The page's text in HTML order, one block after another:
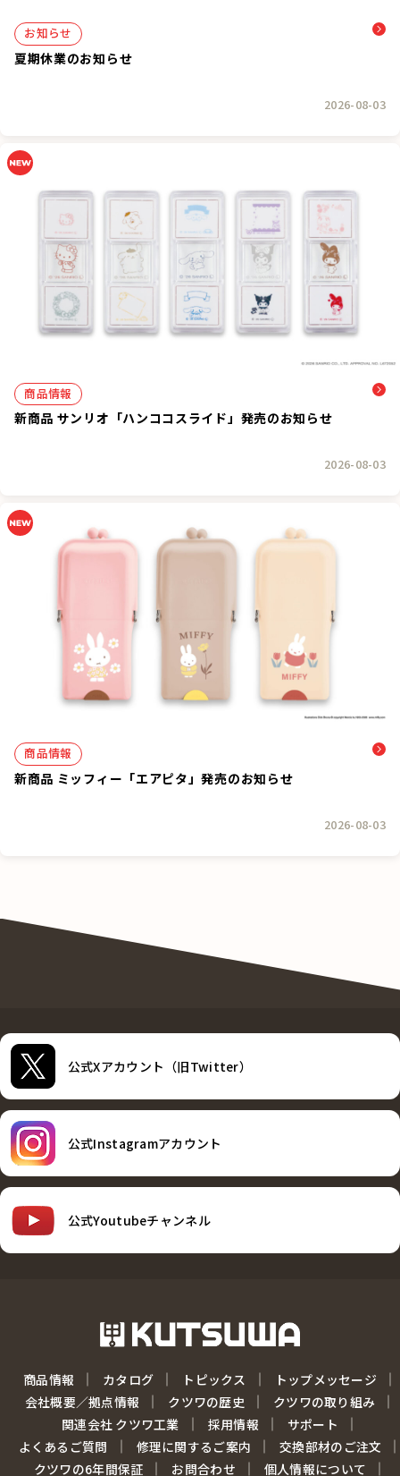
お知らせ
夏期休業のお知らせ
2026-08-03
商品情報
新商品 サンリオ「ハンココスライド」発売のお知らせ
2026-08-03
商品情報
新商品 ミッフィー「エアピタ」発売のお知らせ
2026-08-03
公式Xアカウント（旧Twitter）
公式Instagramアカウント
公式Youtubeチャンネル
商品情報 カタログ トピックス
トップメッセージ
会社概要／拠点情報
クツワの歴史
クツワの取り組み
関連会社 クツワ工業
採用情報
サポート
よくあるご質問
修理に関するご案内
交換部材のご注文
クツワの6年間保証
お問合わせ 個人情報について